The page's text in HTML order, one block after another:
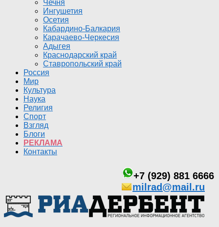
Чечня
Ингушетия
Осетия
Кабардино-Балкария
Карачаево-Черкесия
Адыгея
Краснодарский край
Ставропольский край
Россия
Мир
Культура
Наука
Религия
Спорт
Взгляд
Блоги
РЕКЛАМА
Контакты
+7 (929) 881 6666
milrad@mail.ru